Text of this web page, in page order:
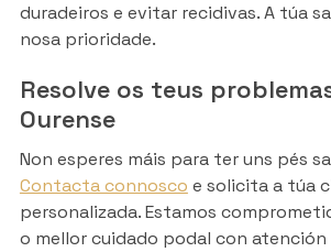
duradeiros e evitar recidivas. A túa
nosa prioridade.
Resolve os teus
Ourense
Non esperes máis para ter uns pés
Contacta connosco e solicita a túa
personalizada. Estamos
o mellor cuidado podal con atención